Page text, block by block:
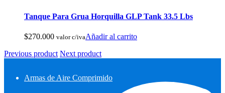
Armas de Aire Comprimido
Tanque Para Grua Horquilla GLP Tank 33.5 Lbs
$270.000 valor c/ivaAñadir al carrito
Previous product Next product